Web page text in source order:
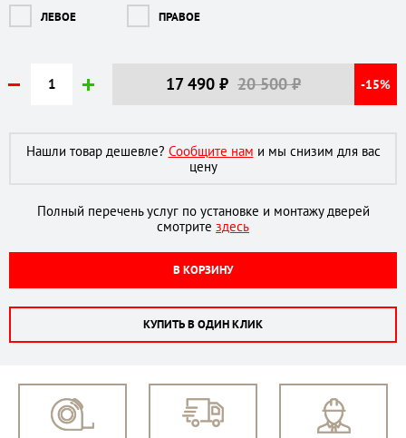
ЛЕВОЕ ПРАВОЕ
17 490 ₽ 20 500 ₽ -15%
Нашли товар дешевле? Сообщите нам и мы снизим для вас
цену
Полный перечень услуг по установке и монтажу дверей
смотрите здесь
В КОРЗИНУ
КУПИТЬ В ОДИН КЛИК